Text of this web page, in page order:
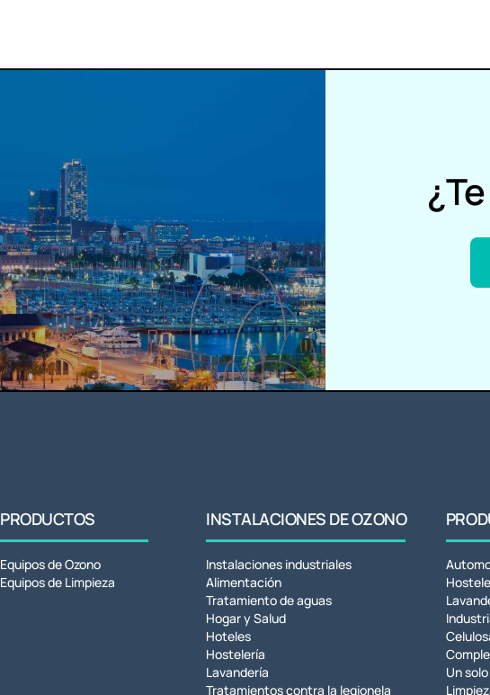
PRODUCTOS
Equipos de Ozono
Equipos de Limpieza
INSTALACIONES DE OZONO
Instalaciones industriales
Alimentación
Tratamiento de aguas
Hogar y Salud
Hoteles
Hostelería
Lavandería
Tratamientos contra la legionela
Un